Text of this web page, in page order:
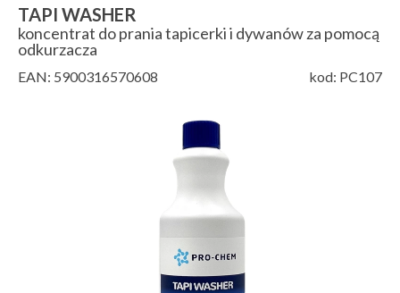
TAPI WASHER
koncentrat do prania tapicerki i dywanów za pomocą
odkurzacza
EAN: 5900316570608 kod: PC107